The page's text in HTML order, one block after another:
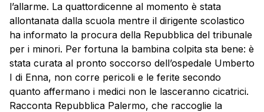
l’allarme. La quattordicenne al momento è stata
allontanata dalla scuola mentre il dirigente scolastico
ha informato la procura della Repubblica del tribunale
per i minori. Per fortuna la bambina colpita sta bene: è
stata curata al pronto soccorso dell’ospedale Umberto
I di Enna, non corre pericoli e le ferite secondo
quanto affermano i medici non le lasceranno cicatrici.
Racconta Repubblica Palermo, che raccoglie la